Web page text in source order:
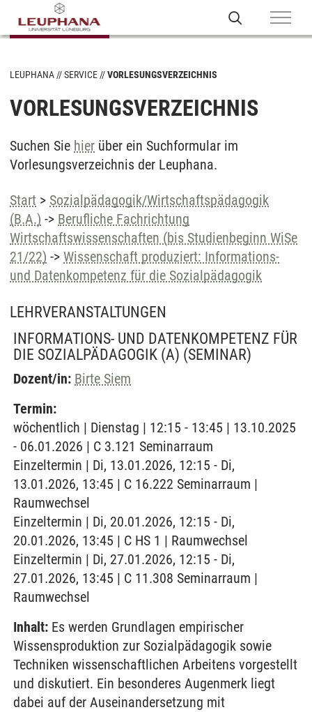
LEUPHANA SERVICE VORLESUNGSVERZEICHNIS
VORLESUNGSVERZEICHNIS
Suchen Sie hier über ein Suchformular im
Vorlesungsverzeichnis der Leuphana.
Start > Sozialpädagogik/Wirtschaftspädagogik
(B.A.) -> Berufliche Fachrichtung
Wirtschaftswissenschaften (bis Studienbeginn WiSe
21/22) -> Wissenschaft produziert: Informations-
und Datenkompetenz für die Sozialpädagogik
LEHRVERANSTALTUNGEN
INFORMATIONS- UND DATENKOMPETENZ FÜR
DIE SOZIALPÄDAGOGIK (A) (SEMINAR)
Dozent/in: Birte Siem
Termin:
wöchentlich | Dienstag | 12:15 - 13:45 | 13.10.2025
- 06.01.2026 | C 3.121 Seminarraum
Einzeltermin | Di, 13.01.2026, 12:15 - Di,
13.01.2026, 13:45 | C 16.222 Seminarraum |
Raumwechsel
Einzeltermin | Di, 20.01.2026, 12:15 - Di,
20.01.2026, 13:45 | C HS 1 | Raumwechsel
Einzeltermin | Di, 27.01.2026, 12:15 - Di,
27.01.2026, 13:45 | C 11.308 Seminarraum |
Raumwechsel
Inhalt: Es werden Grundlagen empirischer
Wissensproduktion zur Sozialpädagogik sowie
Techniken wissenschaftlichen Arbeitens vorgestellt
und diskutiert. Ein besonderes Augenmerk liegt
dabei auf der Auseinandersetzung mit